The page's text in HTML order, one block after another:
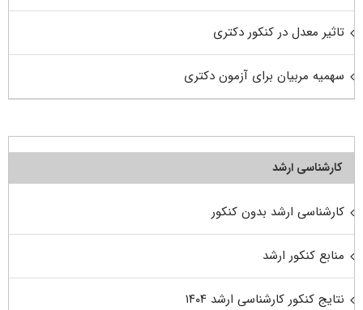
تاثیر معدل در کنکور دکتری
سهمیه مربیان برای آزمون دکتری
کارشناسی ارشد
کارشناسی ارشد بدون کنکور
منابع کنکور ارشد
نتایج کنکور کارشناسی ارشد ۱۴۰۴